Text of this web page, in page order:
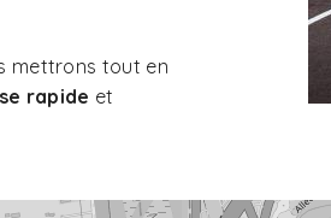
mettrons tout en
rapide et